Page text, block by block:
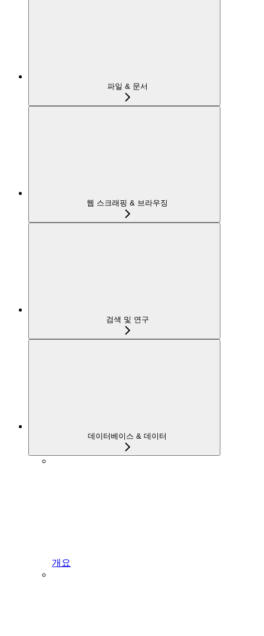
파일 & 문서
웹 스크래핑 & 브라우징
검색 및 연구
데이터베이스 & 데이터
개요